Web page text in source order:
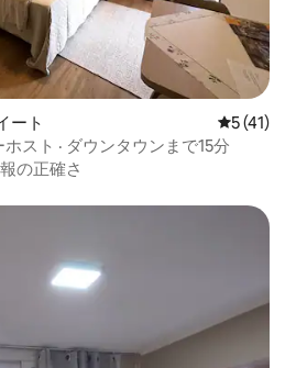
ート レビュー
5 (41)
スト · ダウンタウンまで15分
の正確さ